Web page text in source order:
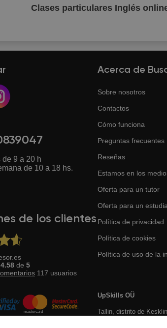
Clases particulares Inglés
de 9 a 20 h
de 10 a 18 hs.
de los clientes
4.58 de 5
117 usuarios
Acerca de
Sobre nosotros
Contactos
Cómo funciona
Preguntas frecuentes
Reseñas
Estamos en los
Oferta para un tutor
Oferta para un
Política de privacidad
Política de cookies
Política de uso de la
UpSkills OÜ
Tallin, distrito de